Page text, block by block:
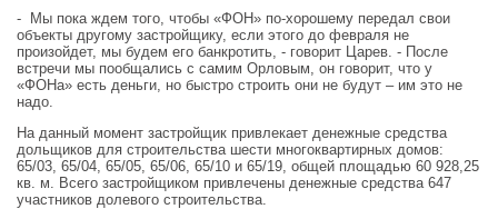
- Мы пока ждем того, чтобы «ФОН» по-хорошему передал свои
объекты другому застройщику, если этого до февраля не
произойдет, мы будем его банкротить, - говорит Царев. - После
встречи мы пообщались с самим Орловым, он говорит, что у
«ФОНа» есть деньги, но быстро строить они не будут – им это не
надо.
На данный момент застройщик привлекает денежные средства
дольщиков для строительства шести многоквартирных домов:
65/03, 65/04, 65/05, 65/06, 65/10 и 65/19, общей площадью 60 928,25
кв. м. Всего застройщиком привлечены денежные средства 647
участников долевого строительства.